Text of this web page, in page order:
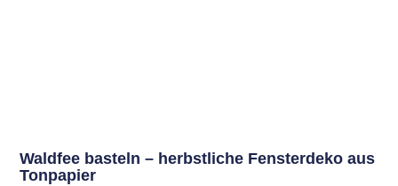
Waldfee basteln – herbstliche Fensterdeko aus
Tonpapier